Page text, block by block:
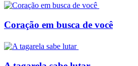
Coração em busca de você